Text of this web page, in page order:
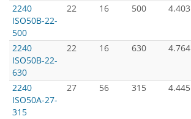
2240
ISO50B-22-
500
22 16 500 4.403
2240
ISO50B-22-
630
22 16 630 4.764
2240
ISO50A-27-
315
27 56 315 4.445